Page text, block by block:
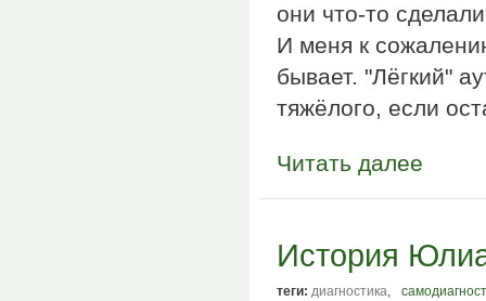
они что-то
И меня к
бывает. "Лёгкий"
тяжёлого, если
Читать далее
История
теги: диагностика,